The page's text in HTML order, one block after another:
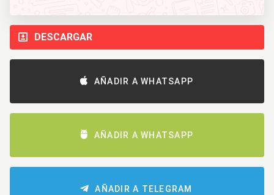
DESCARGAR
AÑADIR A WHATSAPP
AÑADIR A WHATSAPP
AÑADIR A TELEGRAM